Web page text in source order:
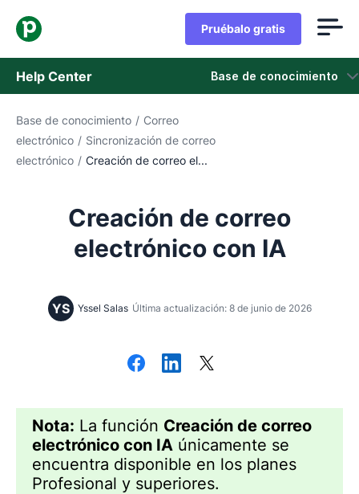
Pruébalo gratis
Help Center Base de conocimiento
Base de conocimiento
Estado
Base de conocimiento / Correo
electrónico / Sincronización de correo
electrónico / Creación de correo el...
Creación de correo
electrónico con IA
YS Yssel Salas Última actualización: 8 de junio de 2026
Nota: La función Creación de correo
electrónico con IA únicamente se
encuentra disponible en los planes
Profesional y superiores.